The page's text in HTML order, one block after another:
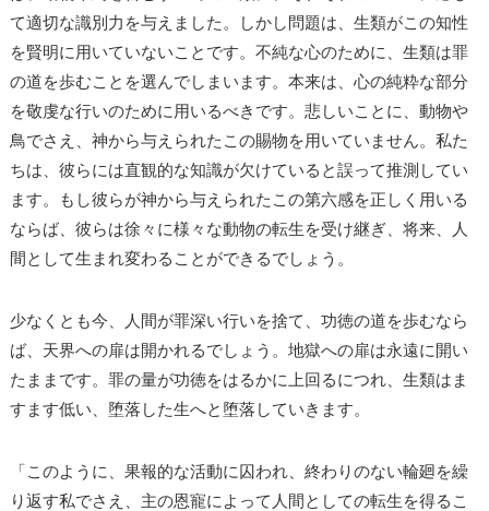
て適切な識別力を与えました。しかし問題は、生類がこの知性
を賢明に用いていないことです。不純な心のために、生類は罪
の道を歩むことを選んでしまいます。本来は、心の純粋な部分
を敬虔な行いのために用いるべきです。悲しいことに、動物や
鳥でさえ、神から与えられたこの賜物を用いていません。私た
ちは、彼らには直観的な知識が欠けていると誤って推測してい
ます。もし彼らが神から与えられたこの第六感を正しく用いる
ならば、彼らは徐々に様々な動物の転生を受け継ぎ、将来、人
間として生まれ変わることができるでしょう。
少なくとも今、人間が罪深い行いを捨て、功徳の道を歩むなら
ば、天界への扉は開かれるでしょう。地獄への扉は永遠に開い
たままです。罪の量が功徳をはるかに上回るにつれ、生類はま
すます低い、堕落した生へと堕落していきます。
「このように、果報的な活動に囚われ、終わりのない輪廻を繰
り返す私でさえ、主の恩寵によって人間としての転生を得るこ